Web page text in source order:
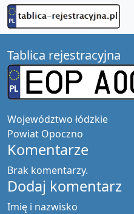
Tablica rejestracyjna
Województwo łódzkie
Powiat Opoczno
Komentarze
Brak komentarzy.
Dodaj komentarz
Imię i nazwisko